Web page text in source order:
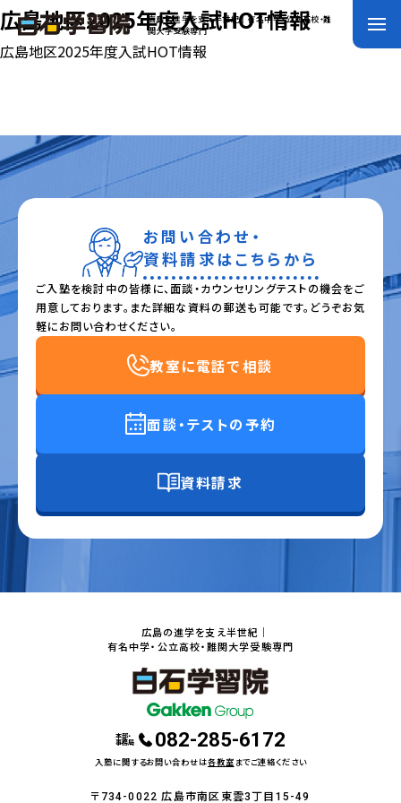
広島の進学を支え半世紀｜有名中学・公立高校・難
関大学受験専門
広島地区2025年度入試HOT情報
広島地区2025年度入試HOT情報
お問い合わせ・
資料請求はこちらから
ご入塾を検討中の皆様に、面談・カウンセリングテストの機会をご
用意しております。また詳細な資料の郵送も可能です。どうぞお気
軽にお問い合わせください。
教室に電話で相談
面談・テストの予約
資料請求
広島の進学を支え半世紀｜
有名中学・公立高校・難関大学受験専門
本部・
事務局 082-285-6172
入塾に関するお問い合わせは各教室 までご連絡ください
〒734-0022 広島市南区東雲3丁目15-49